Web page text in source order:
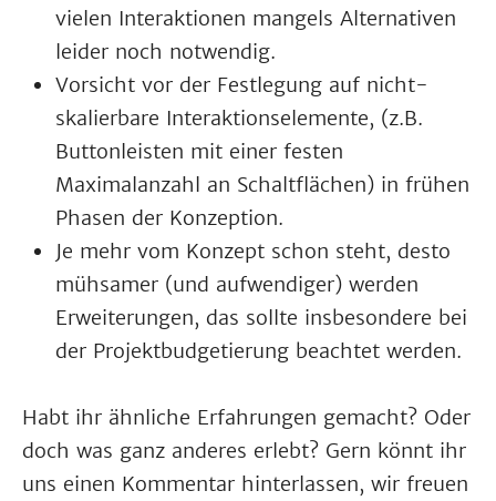
vielen Interaktionen mangels Alternativen
leider noch notwendig.
Vorsicht vor der Festlegung auf nicht-
skalierbare Interaktionselemente, (z.B.
Buttonleisten mit einer festen
Maximalanzahl an Schaltflächen) in frühen
Phasen der Konzeption.
Je mehr vom Konzept schon steht, desto
mühsamer (und aufwendiger) werden
Erweiterungen, das sollte insbesondere bei
der Projektbudgetierung beachtet werden.
Habt ihr ähnliche Erfahrungen gemacht? Oder
doch was ganz anderes erlebt? Gern könnt ihr
uns einen Kommentar hinterlassen, wir freuen